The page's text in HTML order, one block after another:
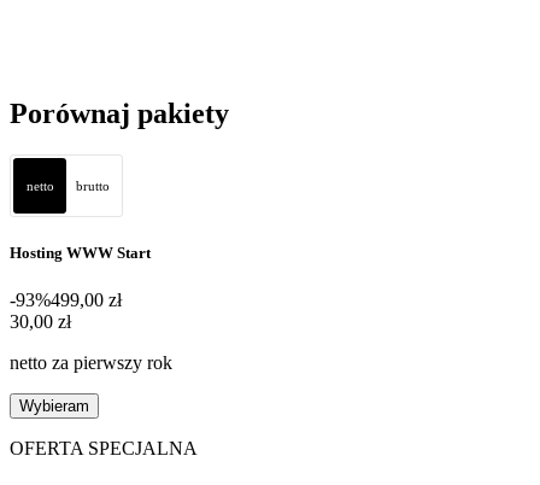
Porównaj pakiety
netto brutto
Hosting WWW Start
-93%499,00 zł
30,00 zł
30,00 zł
netto za pierwszy rok
Wybieram
OFERTA SPECJALNA